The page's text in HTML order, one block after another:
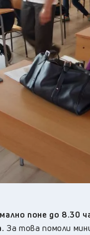
Перник, 24°C
Плевен, 29°C
, 29°C
Разград , 28
Русе, 29°C
Силистра , 29°C
Сливен, 27°C
Смолян, 22°C
24°C
Стара Загора
, 28
Хасково
Шумен,
Ямбол, 28°C
поне до 8.30
За това помоли